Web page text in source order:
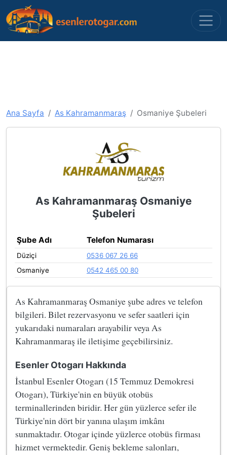
Ana Sayfa As Kahramanmaraş Osmaniye Şubeleri
As Kahramanmaraş Osmaniye
Şubeleri
Şube Adı Telefon Numarası
Düziçi
0536 067 26 66
Osmaniye
0542 465 00 80
As Kahramanmaraş Osmaniye şube adres ve telefon
bilgileri. Bilet rezervasyonu ve sefer saatleri için
yukarıdaki numaraları arayabilir veya As
Kahramanmaraş ile iletişime geçebilirsiniz.
Esenler Otogarı Hakkında
İstanbul Esenler Otogarı (15 Temmuz Demokresi
Otogarı), Türkiye'nin en büyük otobüs
terminallerinden biridir. Her gün yüzlerce sefer ile
Türkiye'nin dört bir yanına ulaşım imkânı
sunmaktadır. Otogar içinde yüzlerce otobüs firması
hizmet vermektedir. Geniş bekleme salonları,